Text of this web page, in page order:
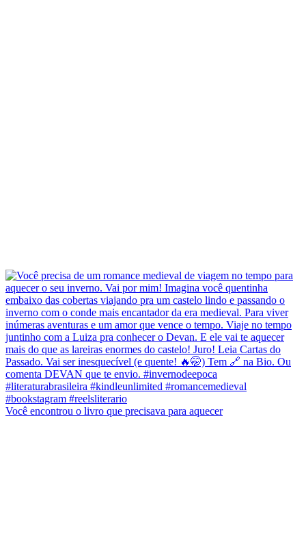
Você encontrou o livro que precisava para aquecer